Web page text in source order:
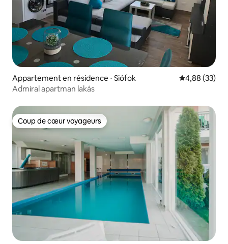
Appartement en résidence ⋅ Siófok Évaluation
4,88 (33)
Admiral apartman lakás
Coup de cœur voyageurs
Coup de cœur voyageurs